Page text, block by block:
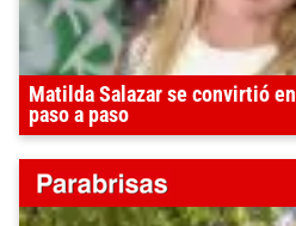
Matilda Salazar se convirtió
paso a paso